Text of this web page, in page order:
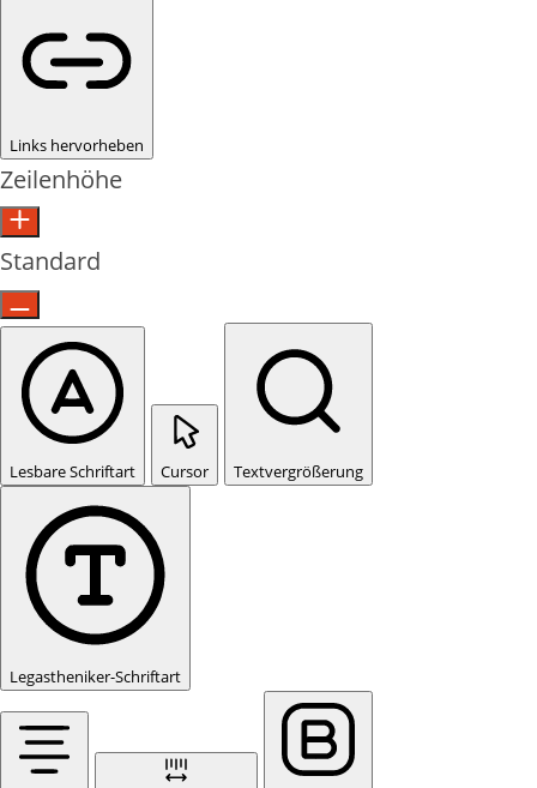
Links hervorheben
Zeilenhöhe
Standard
Lesbare Schriftart Cursor Textvergrößerung
Legastheniker-Schriftart